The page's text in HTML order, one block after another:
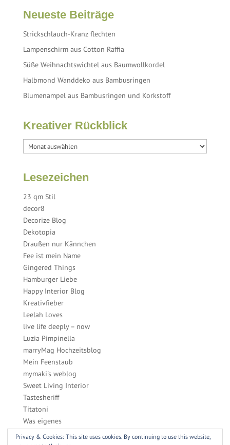
Neueste Beiträge
Strickschlauch-Kranz flechten
Lampenschirm aus Cotton Raffia
Süße Weihnachtswichtel aus Baumwollkordel
Halbmond Wanddeko aus Bambusringen
Blumenampel aus Bambusringen und Korkstoff
Kreativer Rückblick
Lesezeichen
23 qm Stil
decor8
Decorize Blog
Dekotopia
Draußen nur Kännchen
Fee ist mein Name
Gingered Things
Hamburger Liebe
Happy Interior Blog
Kreativfieber
Leelah Loves
live life deeply – now
Luzia Pimpinella
marryMag Hochzeitsblog
Mein Feenstaub
mymaki's weblog
Sweet Living Interior
Tastesheriff
Titatoni
Was eigenes
Zucker, Zimt & Liebe
Privacy & Cookies: This site uses cookies. By continuing to use this website,